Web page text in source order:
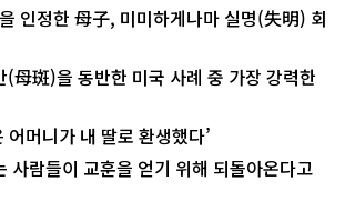
인정한 母子, 미미하게나마 실명(失明) 회
母斑)을 동반한 미국 사례 중 가장 강력한
어머니가 내 딸로 환생했다’
사람들이 교훈을 얻기 위해 되돌아온다고